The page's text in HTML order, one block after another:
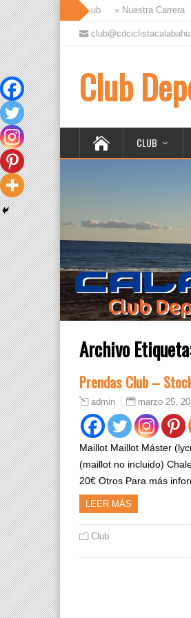
» Club » Nuestra Carrera
Club
CLUB
Archivo
Prendas Club –
admin marzo 25,
Maillot Maillot Máster
(maillot no incluido)
20€ Otros Para más
LEER MÁS
Club